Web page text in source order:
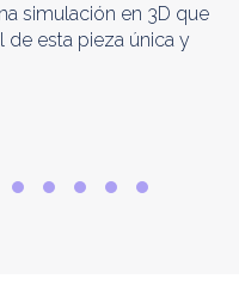
simulación en 3D que
de esta pieza única y